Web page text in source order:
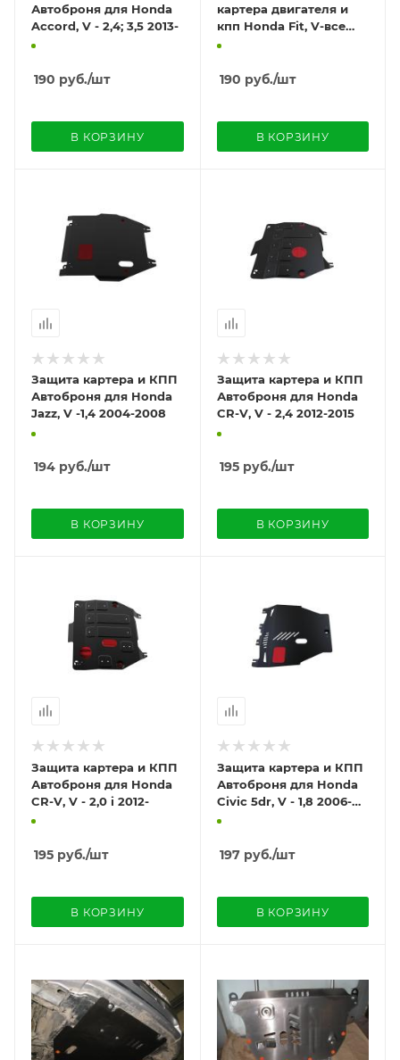
Автоброня для Honda
Accord, V - 2,4; 3,5 2013-
190 руб./шт
В КОРЗИНУ
картера двигателя и
кпп Honda Fit, V-все
(2001-2008)
190 руб./шт
В КОРЗИНУ
Защита картера и КПП
Автоброня для Honda
Jazz, V -1,4 2004-2008
194 руб./шт
В КОРЗИНУ
Защита картера и КПП
Автоброня для Honda
CR-V, V - 2,4 2012-2015
195руб./шт
В КОРЗИНУ
Защита картера и КПП
Автоброня для Honda
CR-V, V - 2,0 i 2012-
195 руб./шт
В КОРЗИНУ
Защита картера и КПП
Автоброня для Honda
Civic 5dr, V - 1,8 2006-
2011
197руб./шт
В КОРЗИНУ